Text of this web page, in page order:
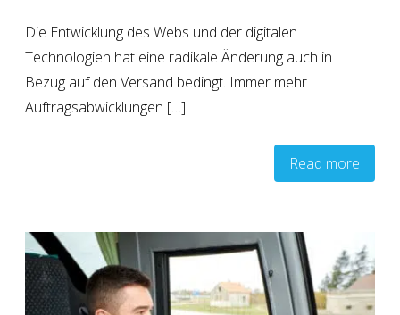
Die Entwicklung des Webs und der digitalen
Technologien hat eine radikale Änderung auch in
Bezug auf den Versand bedingt. Immer mehr
Auftragsabwicklungen […]
Read more